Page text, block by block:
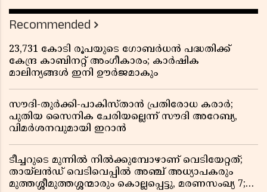
Recommended
23,731 കോടി രൂപയുടെ ഗോബർധൻ പദ്ധതിക്ക്
കേന്ദ്ര കാബിനറ്റ് അംഗീകാരം; കാർഷിക
മാലിന്യങ്ങൾ ഇനി ഊർജമാകും
സൗദി-തുർക്കി-പാകിസ്താൻ പ്രതിരോധ കരാർ;
പുതിയ സൈനിക ചേരിയല്ലെന്ന് സൗദി അറേബ്യ,
വിമർശനവുമായി ഇറാൻ
ടീച്ചറുടെ മുന്നിൽ നിൽക്കുമ്പോഴാണ് വെടിയേറ്റത്;
തായ്‌ലൻഡ് വെടിവെപ്പിൽ അഞ്ച് അധ്യാപകരും
മുത്തശ്ശീമുത്തശ്ശന്മാരും കൊല്ലപ്പെട്ടു, മരണസംഖ്യ 7;